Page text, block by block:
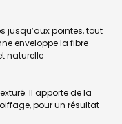
jusqu’aux pointes, tout
enveloppe la fibre
naturelle
Il apporte de la
pour un résultat